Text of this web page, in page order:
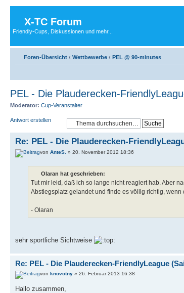
X-TC Forum
Friendly-Cups, Diskussionen und mehr...
Foren-Übersicht ‹ Wettbewerbe ‹ PEL @ 90-minutes
PEL - Die Plauderecken-
Moderator: Cup-Veranstalter
Antwort erstellen
Re: PEL - Die Plauderecken-
von AnteS. » 20. November 2012 18:36
Olaran hat geschrieben:
Tut mir leid, daß ich so lange nicht reagiert hab. Aber
Abstiegsplatz gelandet und finde es völlig richtig,
- Olaran
sehr sportliche Sichtweise
Re: PEL - Die Plauderecken-FriendlyLeague
von knovotny » 26. Februar 2013 16:38
Hallo zusammen,